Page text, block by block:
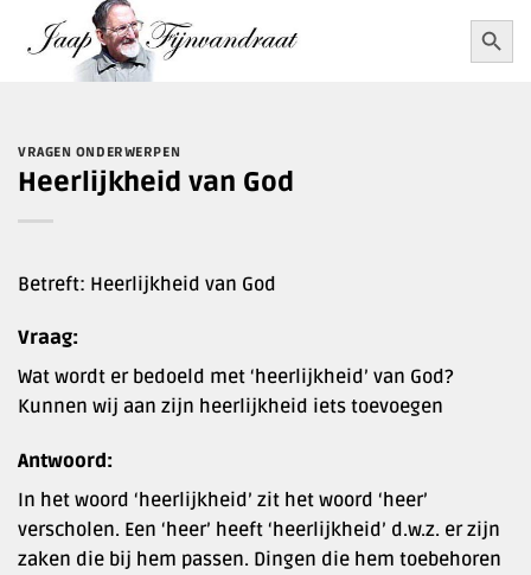
naar
Zoek
naar:
VRAGEN ONDERWERPEN
Heerlijkheid van God
Betreft: Heerlijkheid van God
Vraag:
Wat wordt er bedoeld met ‘heerlijkheid’ van God?
Kunnen wij aan zijn heerlijkheid iets toevoegen
Antwoord:
In het woord ‘heerlijkheid’ zit het woord ‘heer’
verscholen. Een ‘heer’ heeft ‘heerlijkheid’ d.w.z. er zijn
zaken die bij hem passen. Dingen die hem toebehoren